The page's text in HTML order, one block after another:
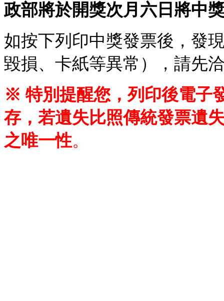
政部將於開獎次月六日將中
如按下列印中獎發票後，發
毀損、卡紙等異常），請先
※ 特別提醒您，列印後電子
存，若遺失比照傳統發票遺
之唯一性。